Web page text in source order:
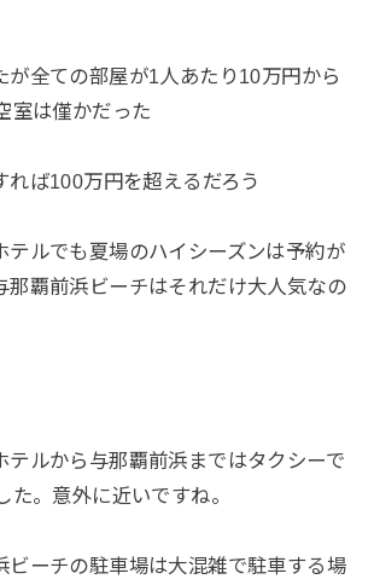
が全ての部屋が1人あたり10万円から
室は僅かだった
れば100万円を超えるだろう
テルでも夏場のハイシーズンは予約が
那覇前浜ビーチはそれだけ大人気なの
テルから与那覇前浜まではタクシーで
た。意外に近いですね。
ビーチの駐車場は大混雑で駐車する場